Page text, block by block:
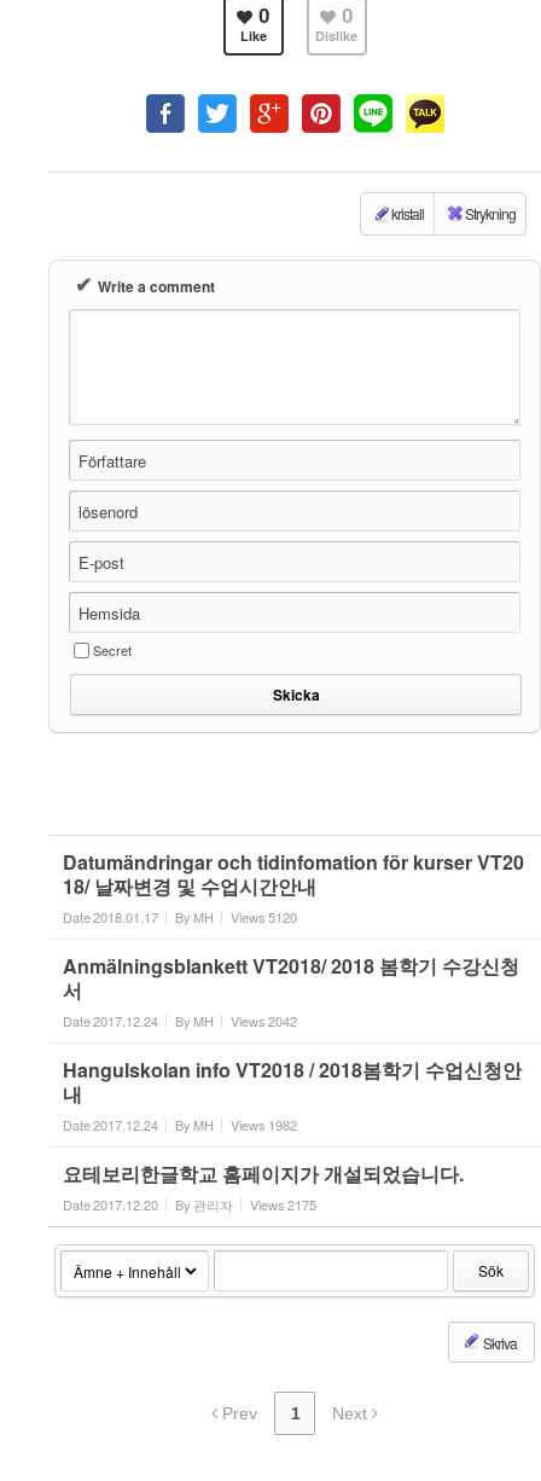
0
Like
0
Dislike
kristall Strykning
✔ Write a comment
Författare
lösenord
E-post
Hemsida
Secret
Datumändringar och tidinfomation för kurser VT20
18/ 날짜변경 및 수업시간안내
Date2018.01.17 By MH Views5120
Anmälningsblankett VT2018/ 2018 봄학기 수강신청
서
Date2017.12.24 By MH Views2042
Hangulskolan info VT2018 / 2018봄학기 수업신청안
내
Date2017.12.24 By MH Views 1982
요테보리한글학교 홈페이지가 개설되었습니다.
Date2017.12.20 By 관리자 Views2175
Sök
Skriva
Prev 1 Next